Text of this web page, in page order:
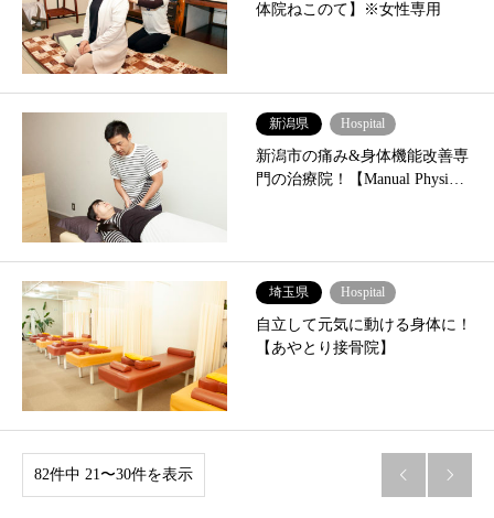
体院ねこのて】※女性専用
新潟県 Hospital
新潟市の痛み&身体機能改善専
門の治療院！【Manual Physi…
埼玉県 Hospital
自立して元気に動ける身体に！
【あやとり接骨院】
82件中 21〜30件を表示  